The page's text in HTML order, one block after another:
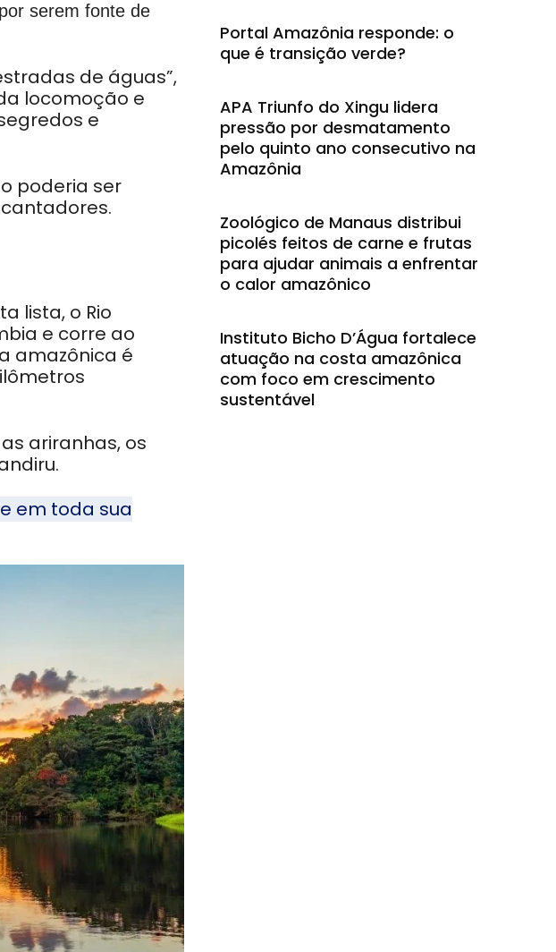
serem fonte de
de águas”,
locomoção e
e
poderia ser
lista, o Rio
e corre ao
amazônica é
ariranhas, os
em toda sua
Portal Amazônia responde: o
que é transição verde?
APA Triunfo do Xingu lidera
pressão por desmatamento
pelo quinto ano consecutivo na
Amazônia
Zoológico de Manaus distribui
picolés feitos de carne e frutas
para ajudar animais a enfrentar
o calor amazônico
Instituto Bicho D’Água fortalece
atuação na costa amazônica
com foco em crescimento
sustentável